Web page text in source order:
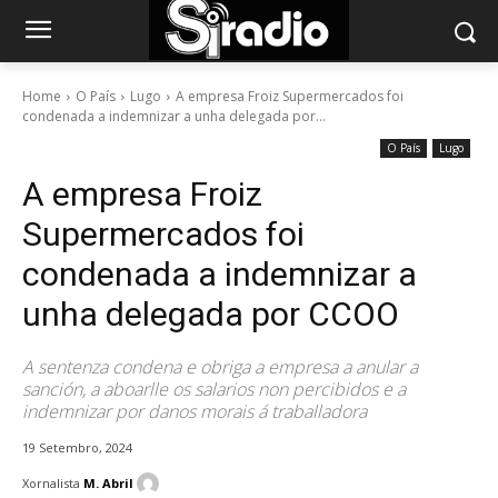
Home O País Lugo
A empresa Froiz Supermercados foi
condenada a indemnizar a unha delegada por...
O País Lugo
A empresa Froiz
Supermercados foi
condenada a indemnizar a
unha delegada por CCOO
A sentenza condena e obriga a empresa a anular a
sanción, a aboarlle os salarios non percibidos e a
indemnizar por danos morais á traballadora
19 Setembro, 2024
Xornalista M. Abril